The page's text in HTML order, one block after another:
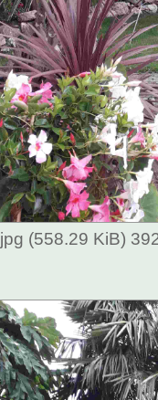
(558.29 KiB)